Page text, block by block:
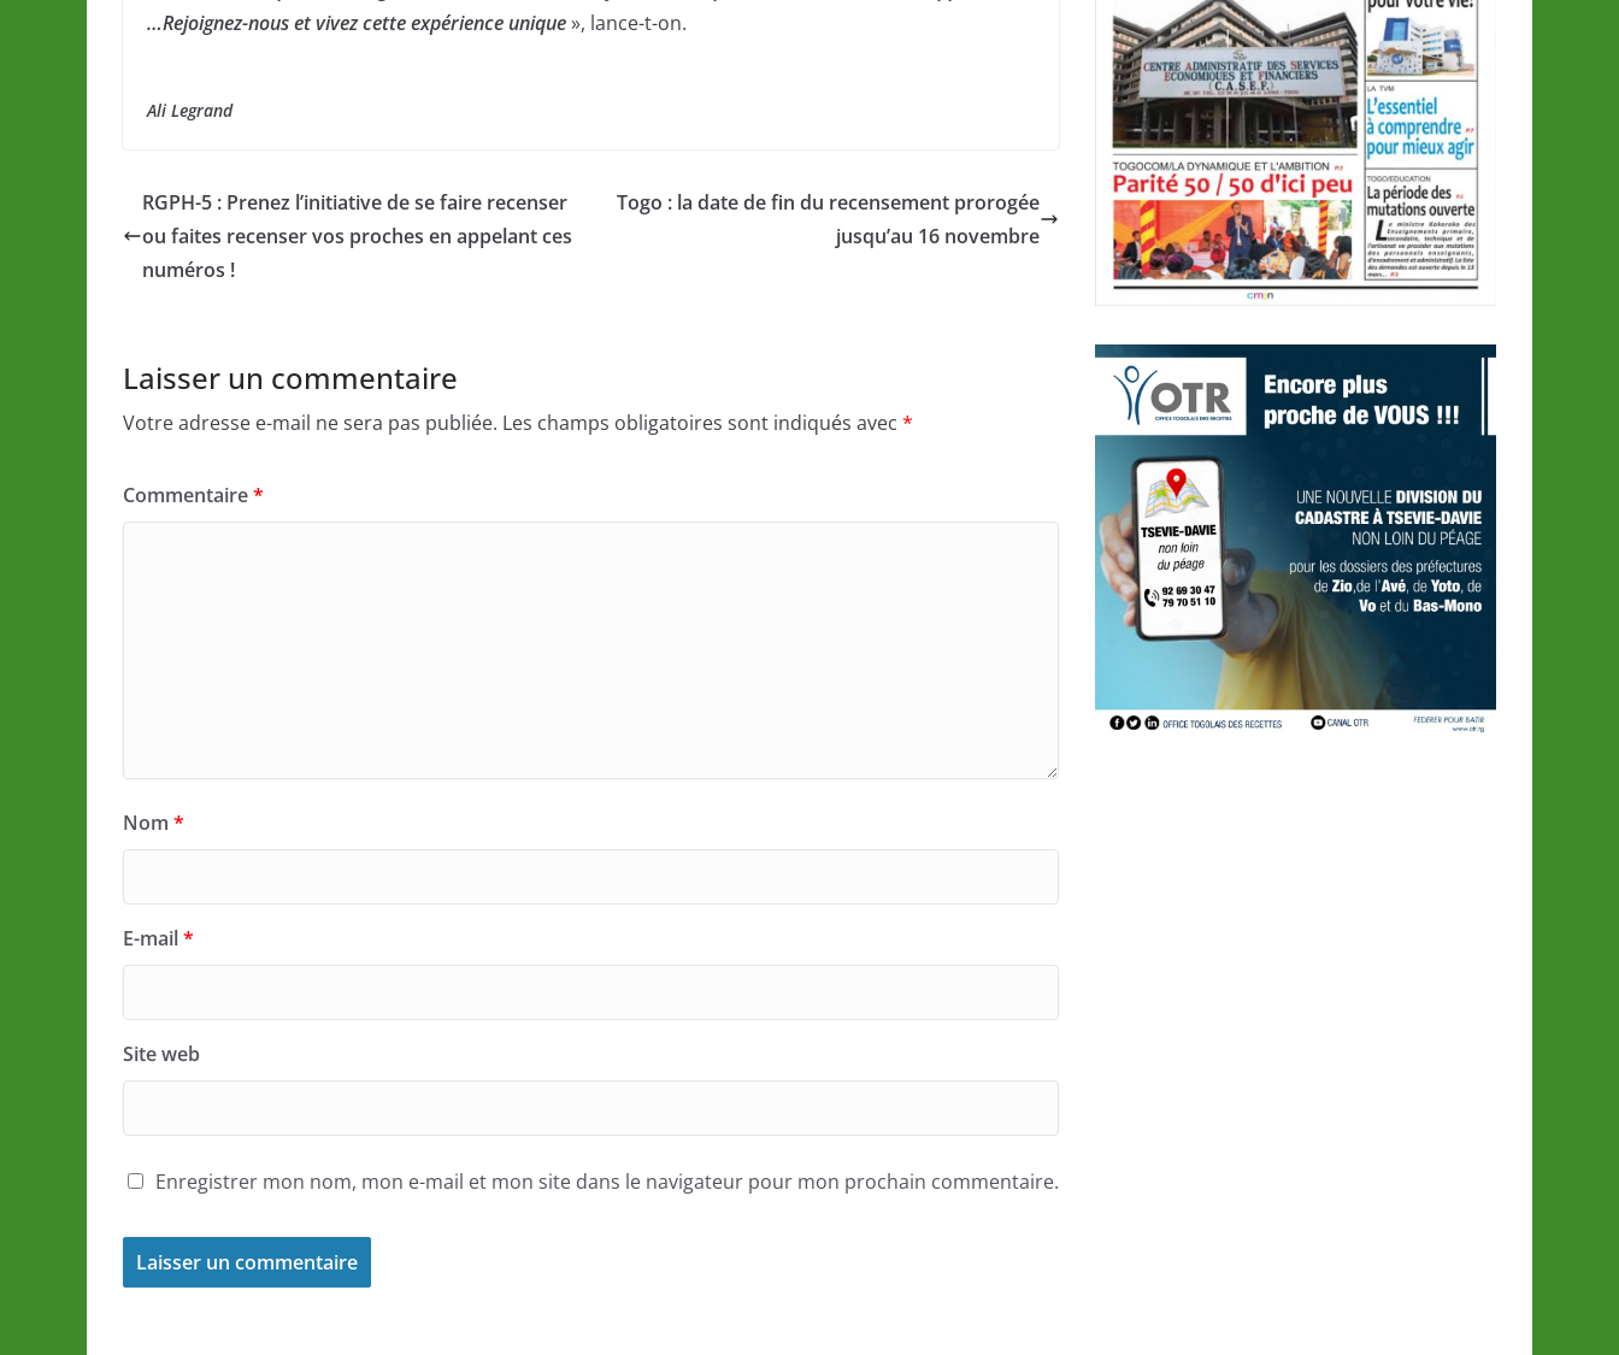
…Rejoignez-nous et vivez cette expérience unique», lance-t-on.
Ali Legrand
RGPH-5 : Prenez l’initiative de se faire recenser
ou faites recenser vos proches en appelant ces
numéros !
Togo : la date de fin du recensement prorogée
jusqu’au 16 novembre
Laisser un commentaire
Votre adresse e-mail ne sera pas publiée. Les champs obligatoires sont indiqués avec *
Commentaire*
Nom *
E-mail*
Site web
Enregistrer mon nom, mon e-mail et mon site dans le navigateur pour mon prochain commentaire.